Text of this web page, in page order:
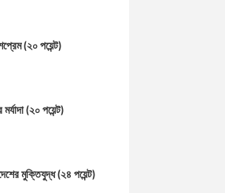
(২০ পয়েন্ট)
(২০ পয়েন্ট)
মুক্তিযুদ্ধ (২৪ পয়েন্ট)